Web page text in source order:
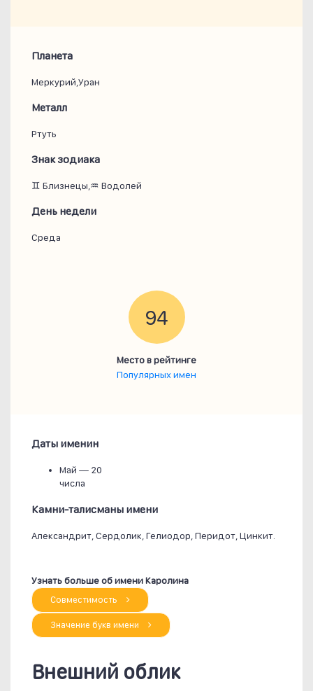
Планета
Меркурий,Уран
Металл
Ртуть
Знак зодиака
♊ Близнецы,♒ Водолей
День недели
Среда
94
Место в рейтинге
Популярных имен
Даты именин
Май — 20
числа
Камни-талисманы имени
Александрит, Сердолик, Гелиодор, Перидот, Цинкит.
Узнать больше об имени Каролина
Совместимость
Значение букв имени
Внешний облик